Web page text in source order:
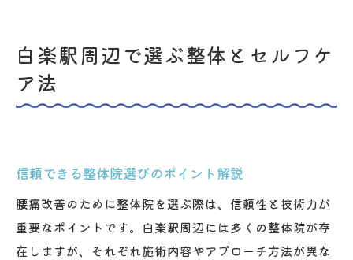
白楽駅周辺で選ぶ整体とセルフケ
ア法
信頼できる整体院選びのポイント解説
腰痛改善のために整体院を選ぶ際は、信頼性と技術力が
重要なポイントです。白楽駅周辺には多くの整体院が存
在しますが、それぞれ施術内容やアプローチ方法が異な